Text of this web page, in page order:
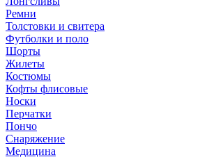
Ремни
Толстовки и свитера
Футболки и поло
Шорты
Жилеты
Костюмы
Кофты флисовые
Носки
Перчатки
Пончо
Снаряжение
Медицина